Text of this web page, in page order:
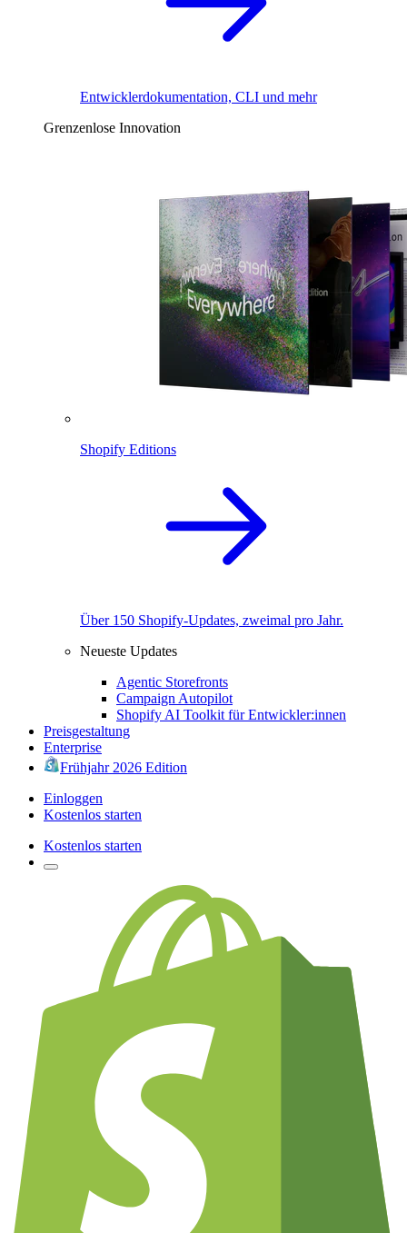
Entwicklerdokumentation, CLI und mehr
Grenzenlose Innovation
Shopify Editions
Über 150 Shopify-Updates, zweimal pro Jahr.
Neueste Updates
Agentic Storefronts
Campaign Autopilot
Shopify AI Toolkit für Entwickler:innen
Preisgestaltung
Enterprise
Frühjahr 2026 Edition
Einloggen
Kostenlos starten
Kostenlos starten